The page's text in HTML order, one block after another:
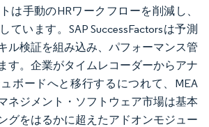
は手動のHRワークフローを削減し、
ています。SAP SuccessFactorsは予測
ル検証を組み込み、パフォーマンス管
す。企業がタイムレコーダーからアナ
ボードへと移行するにつれて、MEA
ネジメント・ソフトウェア市場は基本
グをはるかに超えたアドオンモジュー